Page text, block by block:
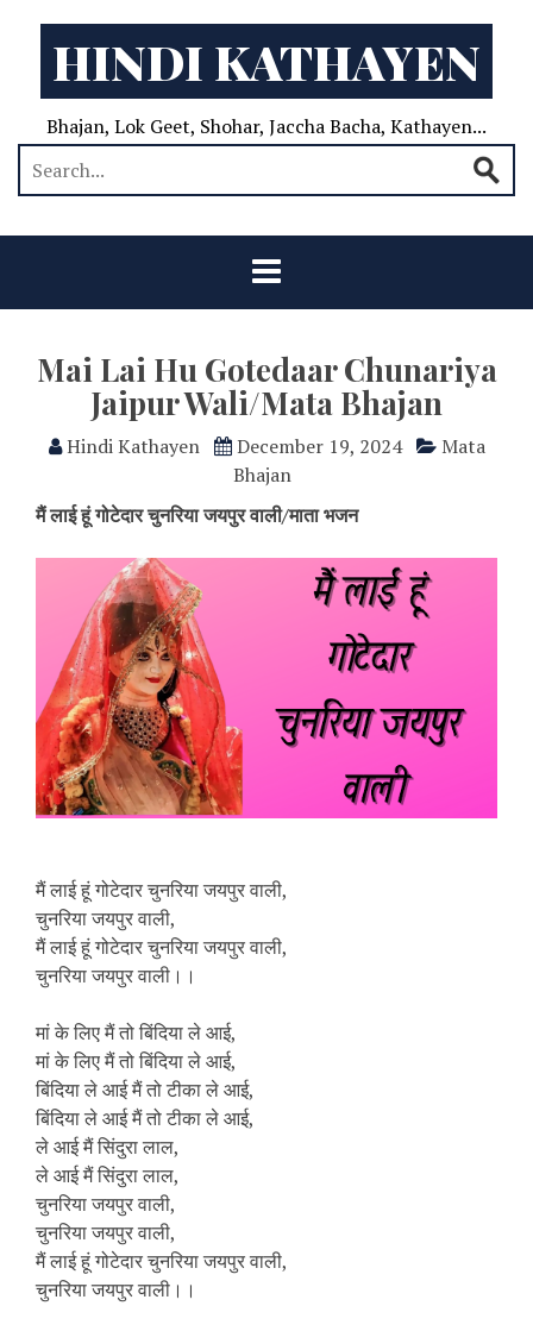
HINDI KATHAYEN
Bhajan, Lok Geet, Shohar, Jaccha Bacha, Kathayen...
Mai Lai Hu Gotedaar Chunariya
Jaipur Wali/Mata Bhajan
Hindi Kathayen December 19, 2024
Mata
Bhajan
मैं लाई हूं गोटेदार चुनरिया जयपुर वाली/माता भजन
मैं लाई हूं गोटेदार चुनरिया जयपुर वाली,
चुनरिया जयपुर वाली,
मैं लाई हूं गोटेदार चुनरिया जयपुर वाली,
चुनरिया जयपुर वाली।।
मां के लिए मैं तो बिंदिया ले आई,
मां के लिए मैं तो बिंदिया ले आई,
बिंदिया ले आई मैं तो टीका ले आई,
बिंदिया ले आई मैं तो टीका ले आई,
ले आई मैं सिंदुरा लाल,
ले आई मैं सिंदुरा लाल,
चुनरिया जयपुर वाली,
चुनरिया जयपुर वाली,
मैं लाई हूं गोटेदार चुनरिया जयपुर वाली,
चुनरिया जयपुर वाली।।